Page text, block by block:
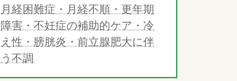
月経困難症・月経不順・更年期
障害・不妊症の補助的ケア・冷
え性・膀胱炎・前立腺肥大に伴
う不調